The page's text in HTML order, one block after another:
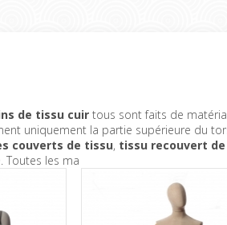
de tissu cuir tous sont faits de
uniquement la partie supérieure du
couverts de tissu, tissu recouvert
Toutes les ma